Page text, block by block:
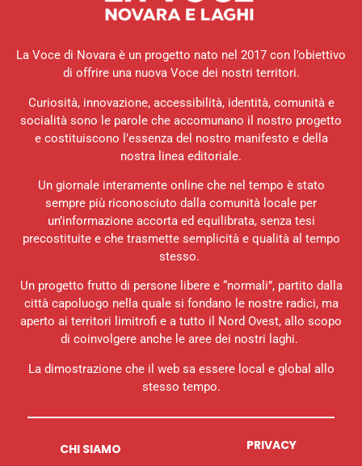
La Voce di Novara è un progetto nato nel 2017 con l’obiettivo
di offrire una nuova Voce dei nostri territori.
Curiosità, innovazione, accessibilità, identità, comunità e
socialità sono le parole che accomunano il nostro progetto
e costituiscono l’essenza del nostro manifesto e della
nostra linea editoriale.
Un giornale interamente online che nel tempo è stato
sempre più riconosciuto dalla comunità locale per
un’informazione accorta ed equilibrata, senza tesi
precostituite e che trasmette semplicità e qualità al tempo
stesso.
Un progetto frutto di persone libere e “normali”, partito dalla
città capoluogo nella quale si fondano le nostre radici, ma
aperto ai territori limitrofi e a tutto il Nord Ovest, allo scopo
di coinvolgere anche le aree dei nostri laghi.
La dimostrazione che il web sa essere local e global allo
stesso tempo.
CHI SIAMO PRIVACY